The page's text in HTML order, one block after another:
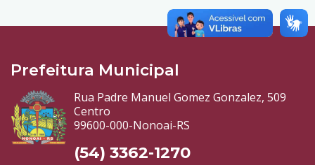
Prefeitura Municipal
Rua Padre Manuel Gomez Gonzalez, 509
Centro
99600-000-Nonoai-RS
(54) 3362-1270